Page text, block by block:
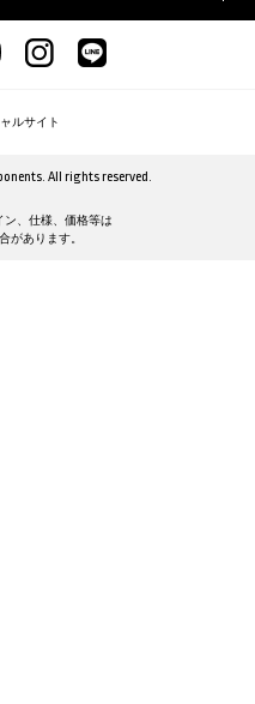
ルサイト
All rights reserved.
ン、仕様、価格等は
があります。